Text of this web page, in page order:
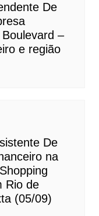
De
–
e região
De
na
Rio de
(05/09)